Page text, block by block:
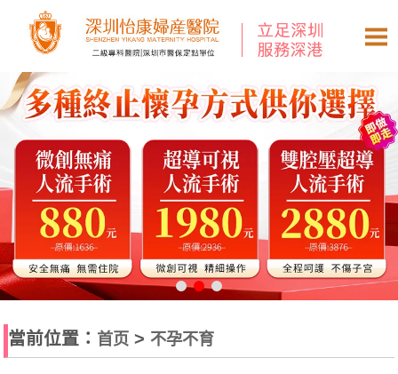
當前位置： 首页 > 不孕不育